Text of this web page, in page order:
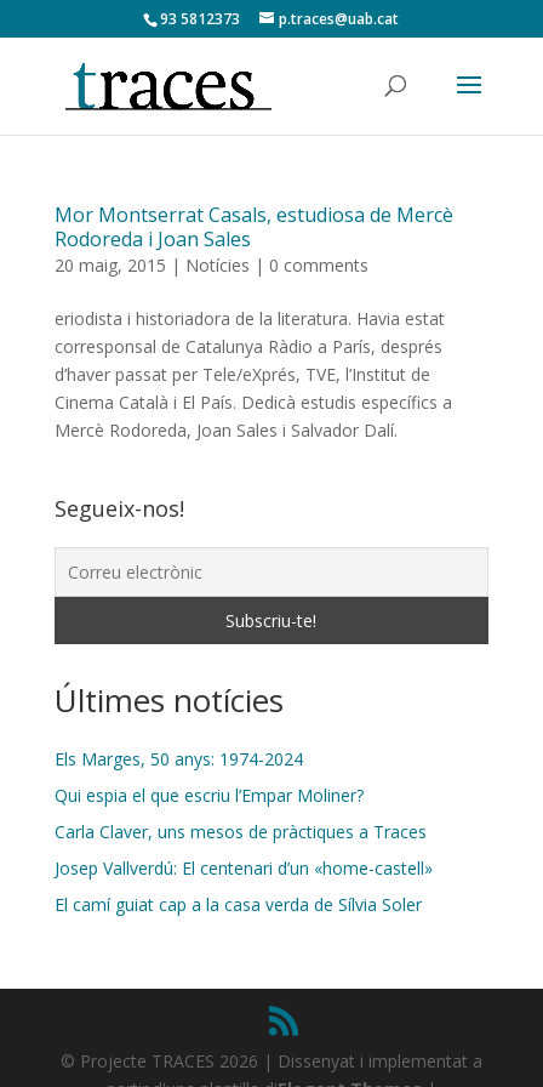
93 5812373 p.traces@uab.cat
Mor Montserrat Casals, estudiosa de Mercè
Rodoreda i Joan Sales
20 maig, 2015 | Notícies | 0 comments
eriodista i historiadora de la literatura. Havia estat
corresponsal de Catalunya Ràdio a París, després
d’haver passat per Tele/eXprés, TVE, l’Institut de
Cinema Català i El País. Dedicà estudis específics a
Mercè Rodoreda, Joan Sales i Salvador Dalí.
Segueix-nos!
Últimes notícies
Els Marges, 50 anys: 1974-2024
Qui espia el que escriu l’Empar Moliner?
Carla Claver, uns mesos de pràctiques a Traces
Josep Vallverdú: El centenari d’un «home-castell»
El camí guiat cap a la casa verda de Sílvia Soler
© Projecte TRACES 2026 | Dissenyat i implementat a